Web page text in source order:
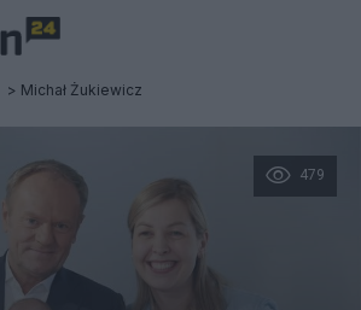
Michał Żukiewicz
479